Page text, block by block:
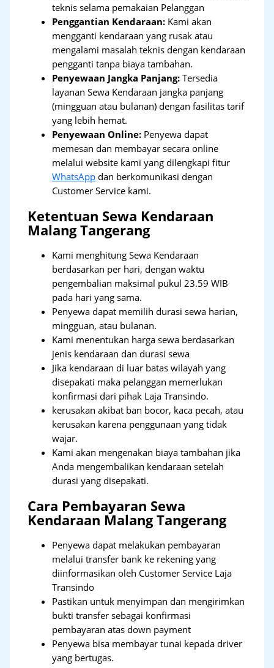
teknis selama pemakaian Pelanggan
Penggantian Kendaraan: Kami akan
mengganti kendaraan yang rusak atau
mengalami masalah teknis dengan kendaraan
pengganti tanpa biaya tambahan.
Penyewaan Jangka Panjang: Tersedia
layanan Sewa Kendaraan jangka panjang
(mingguan atau bulanan) dengan fasilitas tarif
yang lebih hemat.
Penyewaan Online: Penyewa dapat
memesan dan membayar secara online
melalui website kami yang dilengkapi fitur
WhatsApp dan berkomunikasi dengan
Customer Service kami.
Ketentuan Sewa Kendaraan
Malang Tangerang
Kami menghitung Sewa Kendaraan
berdasarkan per hari, dengan waktu
pengembalian maksimal pukul 23.59 WIB
pada hari yang sama.
Penyewa dapat memilih durasi sewa harian,
mingguan, atau bulanan.
Kami menentukan harga sewa berdasarkan
jenis kendaraan dan durasi sewa
Jika kendaraan di luar batas wilayah yang
disepakati maka pelanggan memerlukan
konfirmasi dari pihak Laja Transindo.
kerusakan akibat ban bocor, kaca pecah, atau
kerusakan karena penggunaan yang tidak
wajar.
Kami akan mengenakan biaya tambahan jika
Anda mengembalikan kendaraan setelah
durasi yang disepakati.
Cara Pembayaran Sewa
Kendaraan Malang Tangerang
Penyewa dapat melakukan pembayaran
melalui transfer bank ke rekening yang
diinformasikan oleh Customer Service Laja
Transindo
Pastikan untuk menyimpan dan mengirimkan
bukti transfer sebagai konfirmasi
pembayaran atas down payment
Penyewa bisa membayar tunai kepada driver
yang bertugas.